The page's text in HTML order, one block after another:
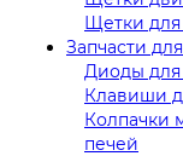
Щетки
Запчасти
Диоды
Клавиши
Колпачки
печей